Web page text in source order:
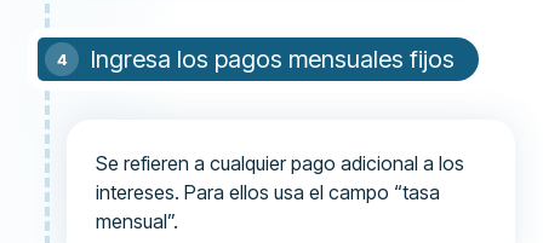
Ingresa los pagos mensuales fijos
Se refieren a cualquier pago adicional a los
intereses. Para ellos usa el campo “tasa
mensual”.